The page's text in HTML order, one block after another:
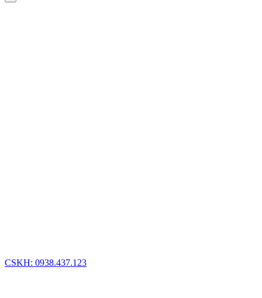
CSKH: 0938.437.123